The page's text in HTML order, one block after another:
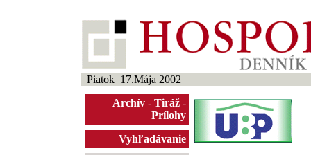
Piatok 17.Mája 2002
Archív - Tiráž -
Prílohy
Vyhľadávanie